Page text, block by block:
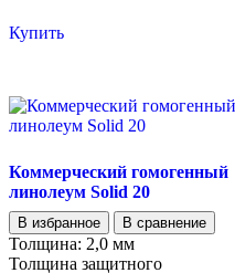
Купить
Коммерческий гомогенный
линолеум Solid 20
В избранное В сравнение
Толщина: 2,0 мм
Толщина защитного